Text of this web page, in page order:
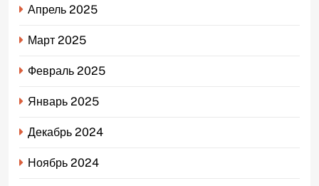
Апрель 2025
Март 2025
Февраль 2025
Январь 2025
Декабрь 2024
Ноябрь 2024